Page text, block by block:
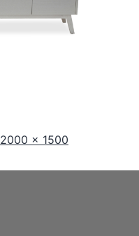
2000 × 1500